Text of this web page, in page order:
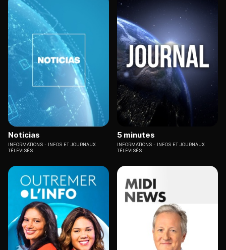
Noticias
INFORMATIONS
INFOS ET JOURNAUX
TÉLÉVISÉS
5 minutes
INFORMATIONS
INFOS ET JOURNAUX
TÉLÉVISÉS